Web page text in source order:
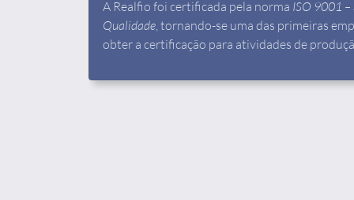
A Realfio foi certificada pela norma ISO 9001 –
Qualidade, tornando-se uma das primeiras
obter a certificação para atividades de